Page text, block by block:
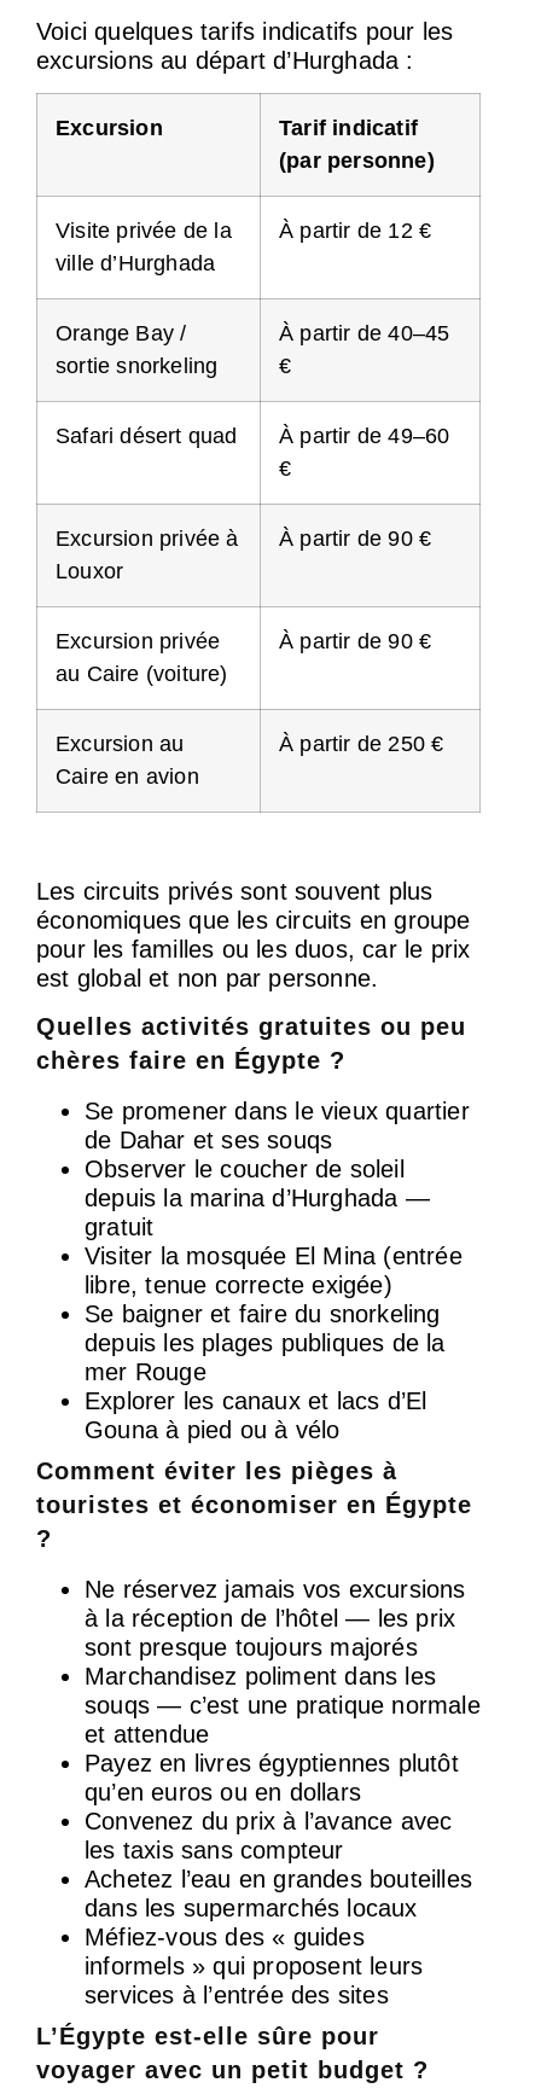
Voici quelques tarifs indicatifs pour les
excursions au départ d’Hurghada :
Excursion
Tarif indicatif
(par personne)
Visite privée de la
ville d’Hurghada
À partir de 12 €
Orange Bay /
sortie snorkeling
À partir de 40–45
€
Safari désert quad
À partir de 49–60
€
Excursion privée à
Louxor
À partir de 90 €
Excursion privée
au Caire (voiture)
À partir de 90 €
Excursion au
Caire en avion
À partir de 250 €
Les circuits privés sont souvent plus
économiques que les circuits en groupe
pour les familles ou les duos, car le prix
est global et non par personne.
Quelles activités gratuites ou peu
chères faire en Égypte ?
Se promener dans le vieux quartier
de Dahar et ses souqs
Observer le coucher de soleil
depuis la marina d’Hurghada —
gratuit
Visiter la mosquée El Mina (entrée
libre, tenue correcte exigée)
Se baigner et faire du snorkeling
depuis les plages publiques de la
mer Rouge
Explorer les canaux et lacs d’El
Gouna à pied ou à vélo
Comment éviter les pièges à
touristes et économiser en Égypte
?
Ne réservez jamais vos excursions
à la réception de l’hôtel — les prix
sont presque toujours majorés
Marchandisez poliment dans les
souqs — c’est une pratique normale
et attendue
Payez en livres égyptiennes plutôt
qu’en euros ou en dollars
Convenez du prix à l’avance avec
les taxis sans compteur
Achetez l’eau en grandes bouteilles
dans les supermarchés locaux
Méfiez-vous des « guides
informels » qui proposent leurs
services à l’entrée des sites
L’Égypte est-elle sûre pour
voyager avec un petit budget ?